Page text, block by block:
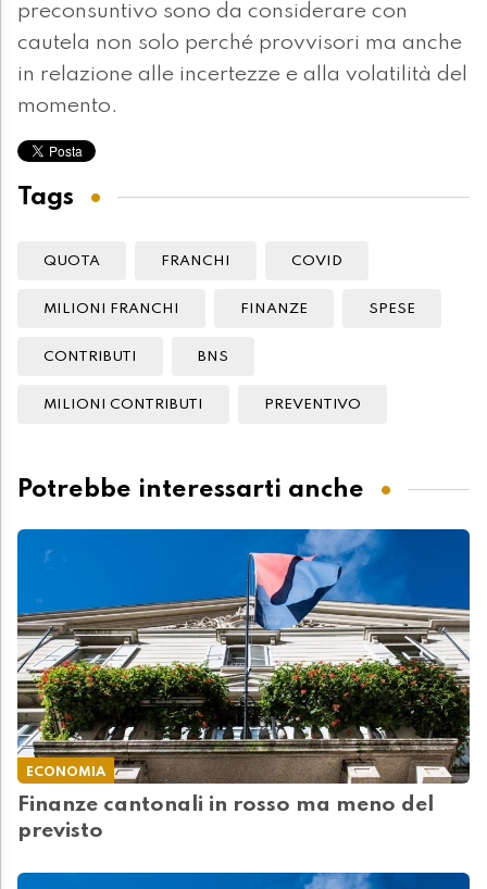
preconsuntivo sono da considerare con
cautela non solo perché provvisori ma anche
in relazione alle incertezze e alla volatilità del
momento.
Tags
QUOTA FRANCHI COVID
MILIONI FRANCHI FINANZE SPESE
CONTRIBUTI BNS
MILIONI CONTRIBUTI PREVENTIVO
Potrebbe interessarti anche
ECONOMIA
Finanze cantonali in rosso ma meno del
previsto